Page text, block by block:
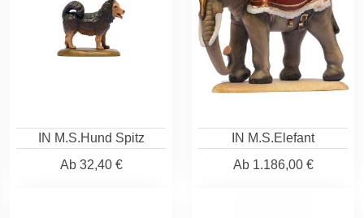
IN M.S.Hund Spitz
Ab32,40 €
IN M.S.Elefant
Ab1.186,00 €